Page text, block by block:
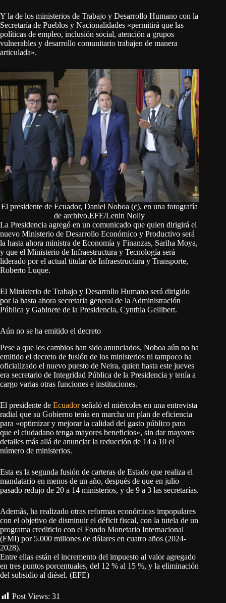
Y la de los ministerios de Trabajo y Desarrollo Humano con la
Secretaría de Pueblos y Nacionalidades «permitirá que las
políticas de empleo, inclusión social, atención a grupos
vulnerables y desarrollo comunitario trabajen de manera
articulada».
El presidente de Ecuador, Daniel Noboa (c), en una fotografía
de archivo.EFE/Lenin Nolly
La Presidencia agregó en un comunicado que quien dirigirá el
nuevo Ministerio de Desarrollo Económico y Productivo será
la hasta ahora ministra de Economía y Finanzas, Sariha Moya,
y que el Ministerio de Infraestructura y Tecnología será
liderado por el actual titular de Infraestructura y Transporte,
Roberto Luque.
El Ministerio de Trabajo y Desarrollo Humano será dirigido
por la hasta ahora secretaria general de la Administración
Pública y Gabinete de la Presidencia, Cynthia Gellibert.
Aún no se ha emitido el decreto
Pese a que los cambios han sido anunciados, Noboa aún no ha
emitido el decreto de fusión de los ministerios ni tampoco ha
oficializado el nuevo puesto de Neira, quien hasta este jueves
era secretario de Integridad Pública de la Presidencia y tenía a
cargo varias otras funciones e instituciones.
El presidente de Ecuadorseñaló el miércoles en una entrevista
radial que su Gobierno tenía en marcha un plan de eficiencia
para «optimizar y mejorar la calidad del gasto público para
que el ciudadano tenga mayores beneficios», sin dar mayores
detalles más allá de anunciar la reducción de 14 a 10 el
número de ministerios.
Esta es la segunda fusión de carteras de Estado que realiza el
mandatario en menos de un año, después de que en julio
pasado redujo de 20 a 14 ministerios, y de 9 a 3 las secretarías.
Además, ha realizado otras reformas económicas impopulares
con el objetivo de disminuir el déficit fiscal, con la tutela de un
programa crediticio con el Fondo Monetario Internacional
(FMI) por 5.000 millones de dólares en cuatro años (2024-
2028).
Entre ellas están el incremento del impuesto al valor agregado
en tres puntos porcentuales, del 12 % al 15 %, y la eliminación
del subsidio al diésel. (EFE)
Post Views: 31